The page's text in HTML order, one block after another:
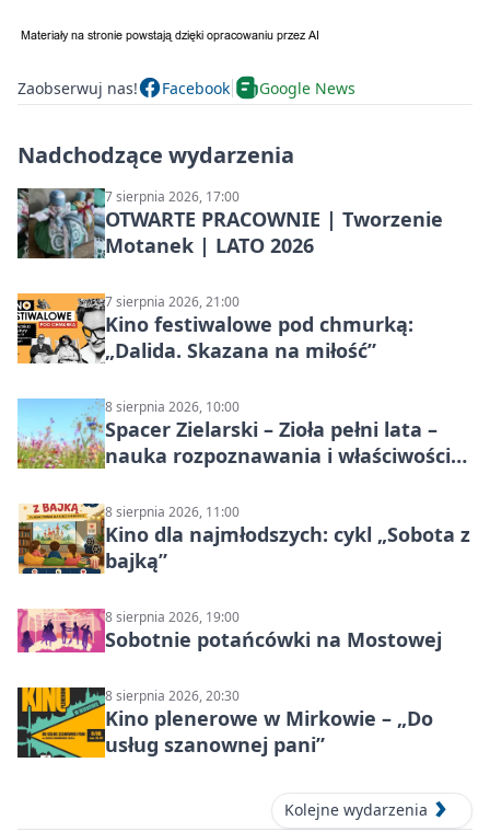
Zaobserwuj nas! Facebook Google News
Nadchodzące wydarzenia
7 sierpnia 2026, 17:00
OTWARTE PRACOWNIE | Tworzenie
Motanek | LATO 2026
7 sierpnia 2026, 21:00
Kino festiwalowe pod chmurką:
„Dalida. Skazana na miłość”
8 sierpnia 2026, 10:00
Spacer Zielarski – Zioła pełni lata –
nauka rozpoznawania i właściwości
8 sierpnia 2026, 11:00
Kino dla najmłodszych: cykl „Sobota z
bajką”
8 sierpnia 2026, 19:00
Sobotnie potańcówki na Mostowej
8 sierpnia 2026, 20:30
Kino plenerowe w Mirkowie – „Do
usług szanownej pani”
Kolejne wydarzenia